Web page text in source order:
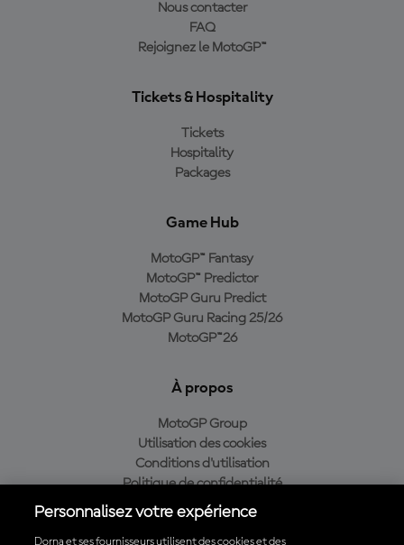
Nous contacter
FAQ
Rejoignez le MotoGP™
Tickets & Hospitality
Tickets
Hospitality
Packages
Game Hub
MotoGP™ Fantasy
MotoGP™ Predictor
MotoGP Guru Predict
MotoGP Guru Racing 25/26
MotoGP™26
À propos
MotoGP Group
Utilisation des cookies
Conditions d'utilisation
Politique de confidentialité
Politique d’achat
Personnalisez votre expérience
Dorna et ses fournisseurs utilisent des cookies et des